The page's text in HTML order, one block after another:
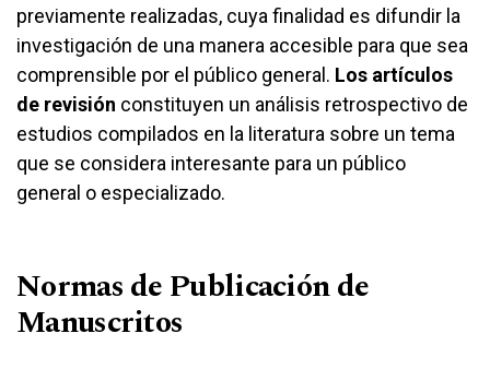
previamente realizadas, cuya finalidad es difundir la
investigación de una manera accesible para que sea
comprensible por el público general. Los artículos
de revisión constituyen un análisis retrospectivo de
estudios compilados en la literatura sobre un tema
que se considera interesante para un público
general o especializado.
Normas de Publicación de
Manuscritos